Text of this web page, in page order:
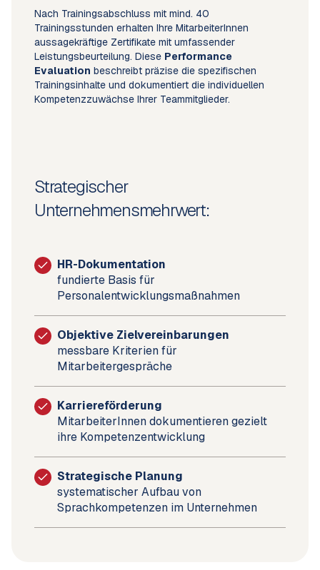
Nach Trainingsabschluss mit mind. 40
Trainingsstunden erhalten Ihre MitarbeiterInnen
aussagekräftige Zertifikate mit umfassender
Leistungsbeurteilung. Diese Performance
Evaluation beschreibt präzise die spezifischen
Trainingsinhalte und dokumentiert die individuellen
Kompetenzzuwächse Ihrer Teammitglieder.
Strategischer
Unternehmensmehrwert:
HR-Dokumentation
fundierte Basis für
Personalentwicklungsmaßnahmen
Objektive Zielvereinbarungen
messbare Kriterien für
Mitarbeitergespräche
Karriereförderung
MitarbeiterInnen dokumentieren gezielt
ihre Kompetenzentwicklung
Strategische Planung
systematischer Aufbau von
Sprachkompetenzen im Unternehmen